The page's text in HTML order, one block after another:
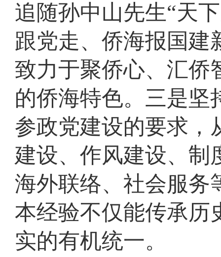
追随孙中山先生“天
跟党走、侨海报国建
致力于聚侨心、汇侨
的侨海特色。三是坚
参政党建设的要求，
建设、作风建设、制
海外联络、社会服务
本经验不仅能传承历
实的有机统一。